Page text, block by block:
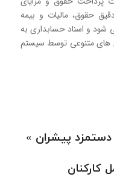
حقوق، مالیات و بيمه
شود و اسناد حسابداری به
های متنوعی توسط سیستم
پیشران »
كاركنان